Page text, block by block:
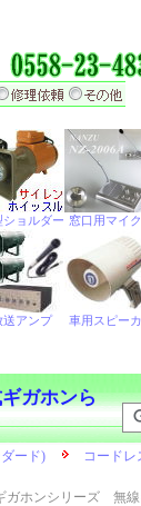
ガホンら
ガホンシリーズ 無